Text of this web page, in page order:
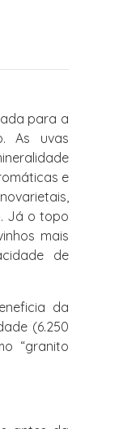
para a
As uvas
e
Já o topo
mais
de
da
(6.250
“granito